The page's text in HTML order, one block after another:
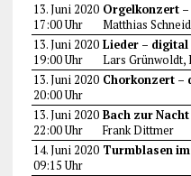
13. Juni 2020
17:00 Uhr
Orgelkonzert
Matthias
13. Juni 2020
19:00 Uhr
Lieder – digital
Lars Grünwoldt,
13. Juni 2020
20:00 Uhr
Chorkonzert –
13. Juni 2020
22:00 Uhr
Bach zur
Frank Dittmer
14. Juni 2020
09:15 Uhr
Turmblasen